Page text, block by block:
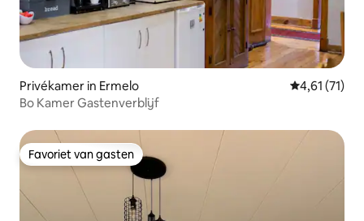
Privékamer in Ermelo Gemiddelde
4,61 (71)
Bo Kamer Gastenverblijf
Favoriet van gasten
Favoriet van gasten